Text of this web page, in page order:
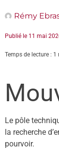
Rémy
Publié le 11 mai
Temps de lecture : 1
Le pôle
la recherche
pourvoir.